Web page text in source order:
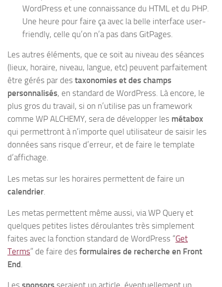
WordPress et une connaissance du HTML et du PHP.
Une heure pour faire ça avec la belle interface user-
friendly, celle qu’on n’a pas dans GitPages.
Les autres éléments, que ce soit au niveau des séances
(lieux, horaire, niveau, langue, etc) peuvent parfaitement
être gérés par des taxonomies et des champs
personnalisés, en standard de WordPress. Là encore, le
plus gros du travail, si on n’utilise pas un framework
comme WP ALCHEMY, sera de développer les métabox
qui permettront à n’importe quel utilisateur de saisir les
données sans risque d’erreur, et de faire le template
d’affichage.
Les metas sur les horaires permettent de faire un
calendrier.
Les metas permettent même aussi, via WP Query et
quelques petites listes déroulantes très simplement
faites avec la fonction standard de WordPress “Get
Terms” de faire des formulaires de recherche en Front
End